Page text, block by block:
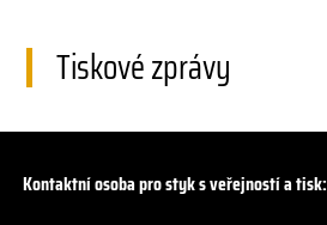
Tiskové zprávy
Kontaktní osoba pro styk s veřejností a tisk: